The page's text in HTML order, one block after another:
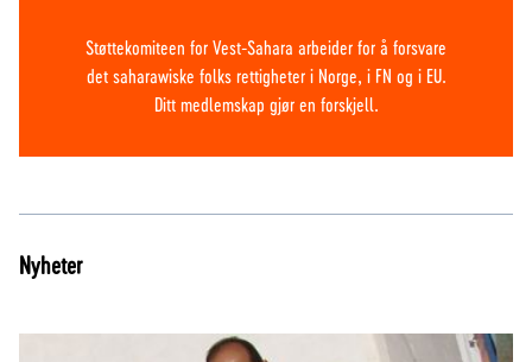
Støttekomiteen for Vest-Sahara arbeider for å forsvare
det saharawiske folks rettigheter i Norge, i FN og i EU.
Ditt medlemskap gjør en forskjell.
Nyheter